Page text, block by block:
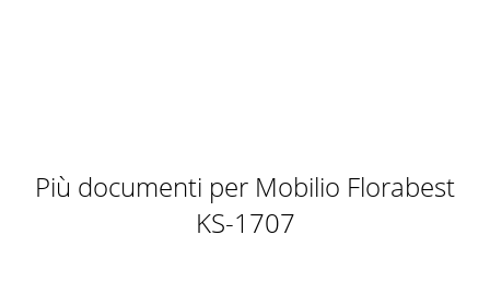
Più documenti per Mobilio Florabest
KS-1707